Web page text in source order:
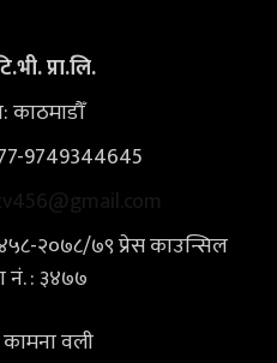
प्रा.लि.
काठमाडौँ
9749344645
२०७८/७९ प्रेस काउन्सिल
: ३४७७
कामना वली